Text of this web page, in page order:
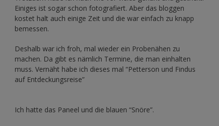
Einiges ist sogar schon fotografiert. Aber das bloggen
kostet halt auch einige Zeit und die war einfach zu knapp
bemessen.
Deshalb war ich froh, mal wieder ein Probenähen zu
machen. Da gibt es nämlich Termine, die man einhalten
muss. Vernäht habe ich dieses mal “Petterson und Findus
auf Entdeckungsreise”
Ich hatte das Paneel und die blauen “Snöre”.